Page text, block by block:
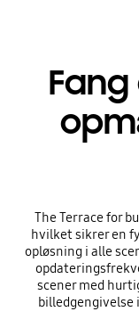
The Terrace for
hvilket sikrer en
opløsning i alle
scener med
billedgengivelse